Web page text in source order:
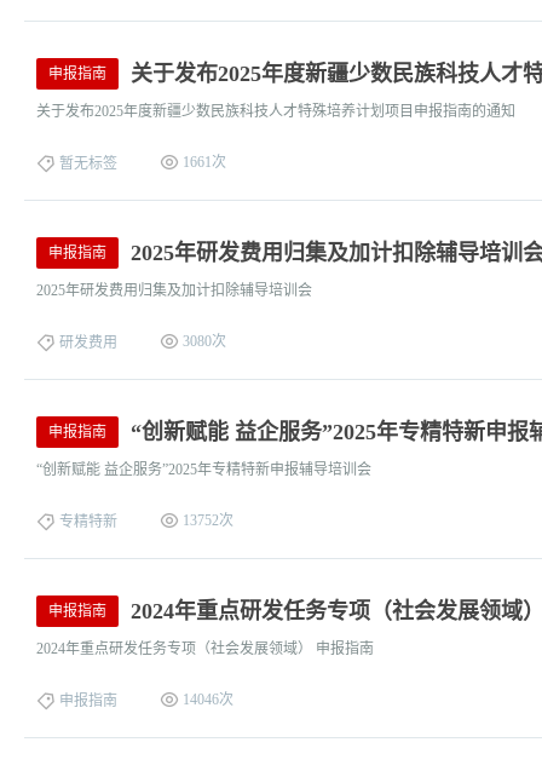
申报指南 关于发布2025年度新疆少数民族科技人才
关于发布2025年度新疆少数民族科技人才特殊培养计划项目申报指南的通知
暂无标签 1661次
申报指南 2025年研发费用归集及加计扣除辅导培训
2025年研发费用归集及加计扣除辅导培训会
研发费用 3080次
申报指南 “创新赋能 益企服务”2025年专精特新申报
“创新赋能 益企服务”2025年专精特新申报辅导培训会
专精特新 13752次
申报指南 2024年重点研发任务专项（社会发展领域
2024年重点研发任务专项（社会发展领域） 申报指南
申报指南 14046次